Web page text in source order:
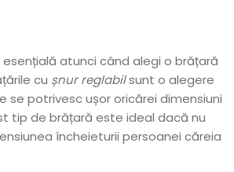
atunci când alegi o brățară
cu șnur reglabilsunt o alegere
se potrivesc ușor oricărei dimensiuni
tip de brățară este ideal dacă nu
încheieturii persoanei căreia